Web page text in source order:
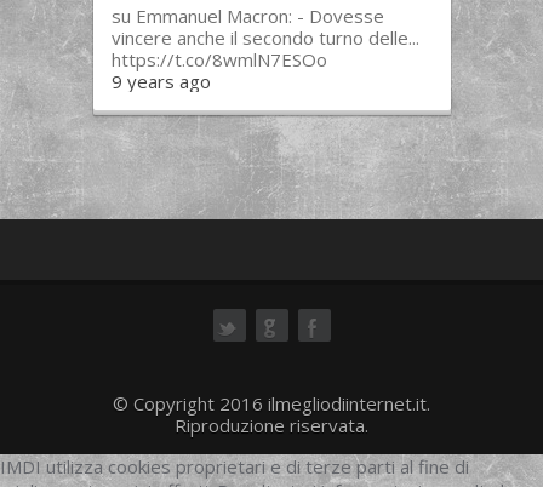
su Emmanuel Macron: - Dovesse
vincere anche il secondo turno delle...
https://t.co/8wmlN7ESOo
9 years ago
© Copyright 2016 ilmegliodiinternet.it.
Riproduzione riservata.
IMDI utilizza cookies proprietari e di terze parti al fine di